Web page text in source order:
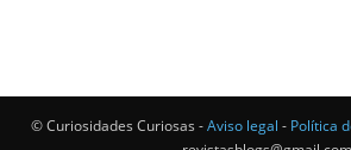
© Curiosidades Curiosas -Aviso legal - Política